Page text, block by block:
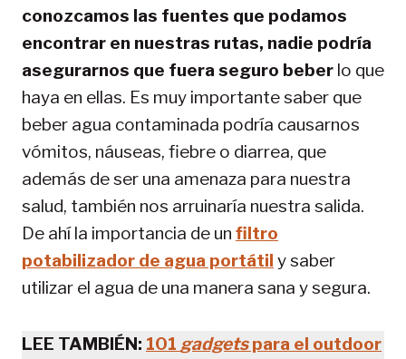
conozcamos las fuentes que podamos
encontrar en nuestras rutas, nadie podría
asegurarnos que fuera seguro beber lo que
haya en ellas. Es muy importante saber que
beber agua contaminada podría causarnos
vómitos, náuseas, fiebre o diarrea, que
además de ser una amenaza para nuestra
salud, también nos arruinaría nuestra salida.
De ahí la importancia de un filtro
potabilizador de agua portátil y saber
utilizar el agua de una manera sana y segura.
LEE TAMBIÉN: 101 gadgetspara el outdoor